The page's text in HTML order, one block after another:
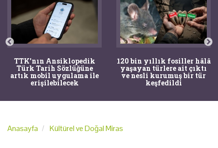
TTK'nın Ansiklopedik
Türk Tarih Sözlüğüne
artık mobil uygulama ile
erişilebilecek
120 bin yıllık fosiller hâlâ
yaşayan türlere ait çıktı
ve nesli kurumuş bir tür
keşfedildi
Anasayfa Kültürel ve Doğal Miras